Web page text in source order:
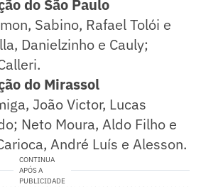
do São Paulo
Sabino, Rafael Tolói e
Danielzinho e Cauly;
do Mirassol
João Victor, Lucas
Neto Moura, Aldo Filho e
André Luís e Alesson.
CONTINUA
APÓS A
PUBLICIDADE